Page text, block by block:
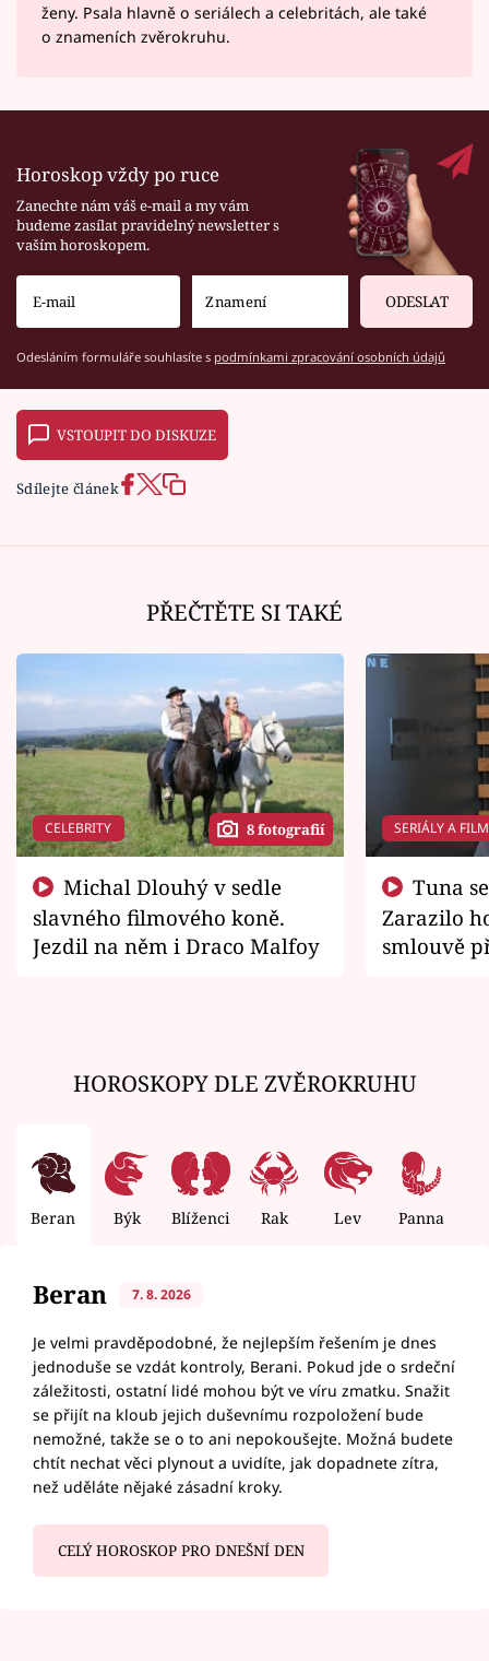
ženy. Psala hlavně o seriálech a celebritách, ale také
o znameních zvěrokruhu.
Horoskop vždy po ruce
Zanechte nám váš e-mail a my vám
budeme zasílat pravidelný newsletter s
vaším horoskopem.
ODESLAT
Odesláním formuláře souhlasíte s podmínkami zpracování osobních údajů
VSTOUPIT DO DISKUZE
Sdílejte článek
PŘEČTĚTE SI TAKÉ
CELEBRITY 8 fotografií
slavného filmového koně.
Jezdil na něm i Draco Malfoy
SERIÁLY A
Zarazilo
smlouvě
HOROSKOPY DLE ZVĚROKRUHU
Beran Býk Blíženci Rak Lev Panna
Beran 7. 8. 2026
Je velmi pravděpodobné, že nejlepším řešením je dnes
jednoduše se vzdát kontroly, Berani. Pokud jde o srdeční
záležitosti, ostatní lidé mohou být ve víru zmatku. Snažit
se přijít na kloub jejich duševnímu rozpoložení bude
nemožné, takže se o to ani nepokoušejte. Možná budete
chtít nechat věci plynout a uvidíte, jak dopadnete zítra,
než uděláte nějaké zásadní kroky.
CELÝ HOROSKOP PRO DNEŠNÍ DEN